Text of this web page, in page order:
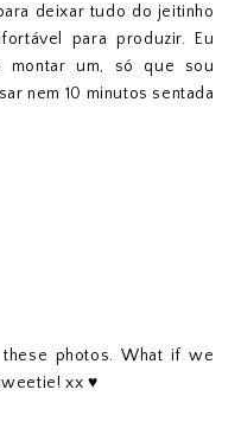
deixar tudo do jeitinho
para produzir. Eu
montar um, só que sou
nem 10 minutos sentada
these photos. What if we
xx ♥